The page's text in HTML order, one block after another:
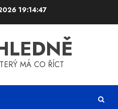
19:14:48
MÁ CO ŘÍCT